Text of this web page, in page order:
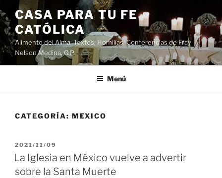
Saltar
al
contenido
CASA PARA TU FE
CATÓLICA
Alimento del Alma: Textos, Homilias, Conferencias de Fray
Nelson Medina, O.P.
Menú
CATEGORÍA: MEXICO
PUBLICADO
EL
2021/11/09
La Iglesia en México vuelve a advertir
sobre la Santa Muerte